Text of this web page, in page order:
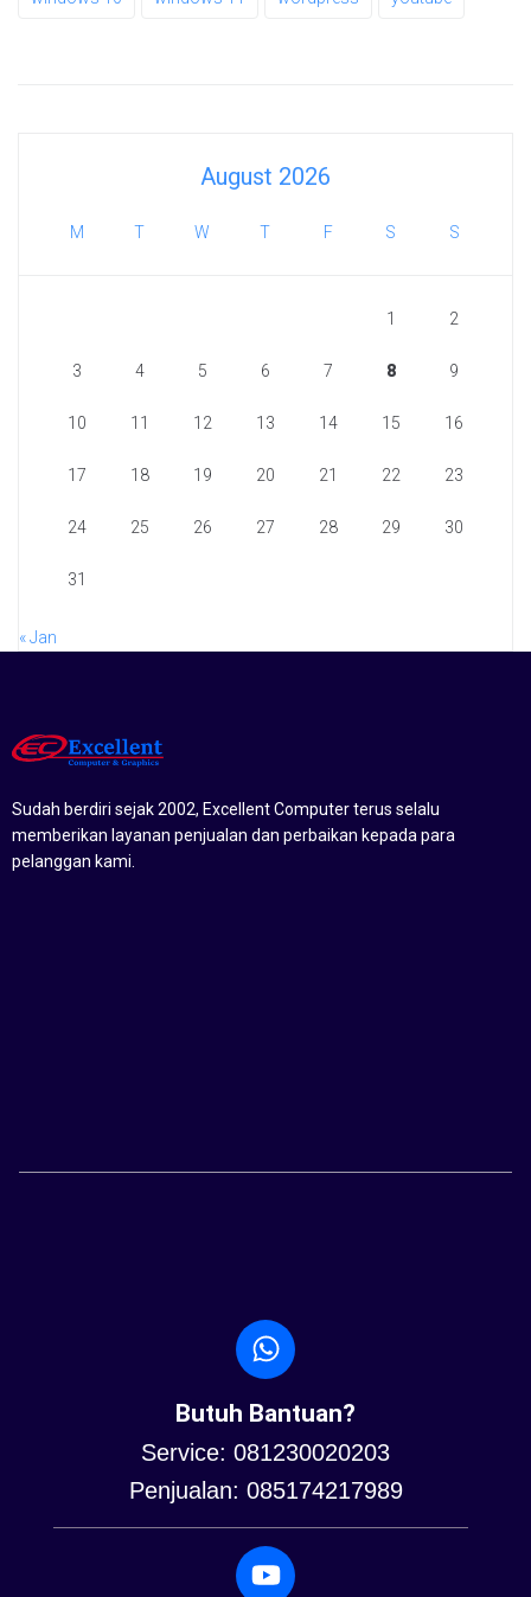
August 2026
M T W T F S S
1 2
3 4 5 6 7 8 9
10 11 12 13 14 15 16
17 18 19 20 21 22 23
24 25 26 27 28 29 30
31
« Jan
Sudah berdiri sejak 2002, Excellent Computer terus selalu
memberikan layanan penjualan dan perbaikan kepada para
pelanggan kami.
Butuh Bantuan?
Service: 081230020203
Penjualan: 085174217989